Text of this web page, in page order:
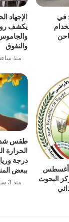
في
الإجهاد
يكشف
والنفوق
منذ
أغسطس
البحوث
طقس
درجة
ببعض
منذ 3 ساعات